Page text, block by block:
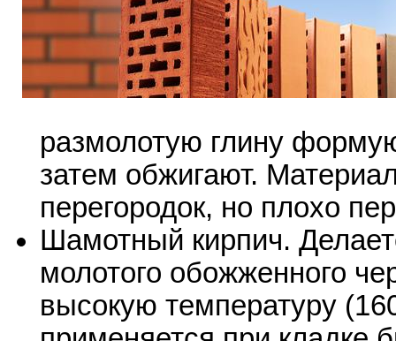
размолотую глину
затем обжигают.
перегородок, но плохо
Шамотный кирпич.
молотого обожженного
высокую температуру